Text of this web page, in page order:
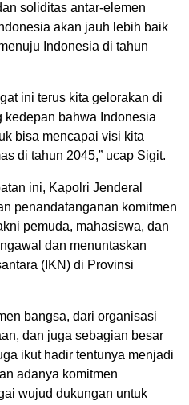
soliditas antar-elemen
akan jauh lebih baik
Indonesia di tahun
ini terus kita gelorakan di
kedepan bahwa Indonesia
bisa mencapai visi kita
di tahun 2045,” ucap Sigit.
ini, Kapolri Jenderal
penandatanganan komitmen
pemuda, mahasiswa, dan
dan menuntaskan
(IKN) di Provinsi
bangsa, dari organisasi
dan juga sebagian besar
ikut hadir tentunya menjadi
adanya komitmen
wujud dukungan untuk